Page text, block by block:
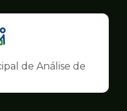
de Análise de